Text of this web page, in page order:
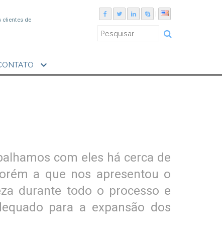
clientes de
expand_more
com eles há cerca de
a que nos apresentou o
durante todo o processo e
para a expansão dos